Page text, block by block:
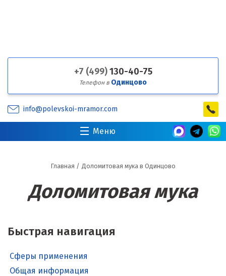
+7 (499)130-40-75
Телефон в Одинцово
info@polevskoi-mramor.com
Меню
Главная / Доломитовая мука в Одинцово
Доломитовая мука
Быстрая навигация
Сферы применения
Общая информация